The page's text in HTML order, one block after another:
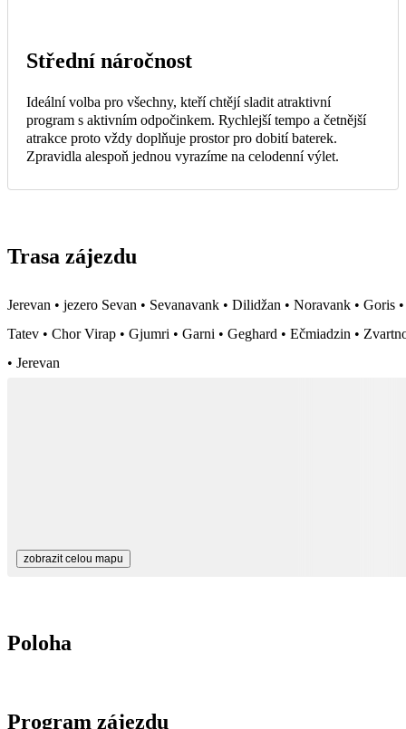
Střední náročnost
Ideální volba pro všechny, kteří chtějí sladit atraktivní
program s aktivním odpočinkem. Rychlejší tempo a četnější
atrakce proto vždy doplňuje prostor pro dobití baterek.
Zpravidla alespoň jednou vyrazíme na celodenní výlet.
Trasa zájezdu
Jerevan • jezero Sevan • Sevanavank • Dilidžan • Noravank • Goris •
Tatev • Chor Virap • Gjumri • Garni • Geghard • Ečmiadzin •
• Jerevan
zobrazit celou mapu
Poloha
Program zájezdu